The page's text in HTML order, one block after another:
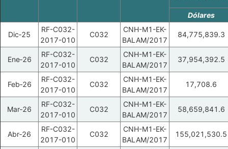
Dólares
Dic‑25
RF-C032-
2017-010
C032
CNH-M1-EK-
BALAM/2017
84,775,839.3
Ene‑26
RF-C032-
2017-010
C032
CNH-M1-EK-
BALAM/2017
37,954,392.5
Feb‑26
RF-C032-
2017-010
C032
CNH-M1-EK-
BALAM/2017
17,708.6
Mar‑26
RF-C032-
2017-010
C032
CNH-M1-EK-
BALAM/2017
58,659,841.6
Abr‑26
RF-C032-
2017-010
C032
CNH-M1-EK-
BALAM/2017
155,021,530.5